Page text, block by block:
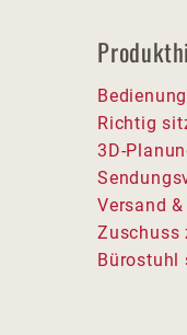
Richtig
3D-
Versand
Zuschuss
Bürostuhl